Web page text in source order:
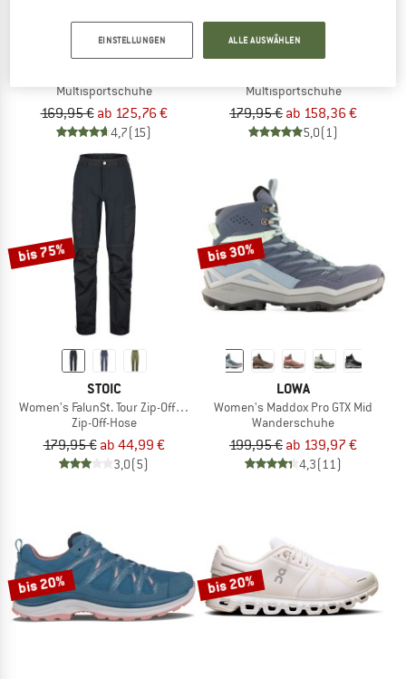
SALOMON
Multisportschuhe
169,95 € ab 125,76 €
4,7(15)
LOWA
Multisportschuhe
179,95 € ab 158,36 €
5,0(1)
bis 75%
STOIC
Women's FalunSt. Tour Zip-Off Pants Light
Zip-Off-Hose
179,95 € ab 44,99 €
3,0(5)
bis 30%
LOWA
Women's Maddox Pro GTX Mid
Wanderschuhe
199,95 € ab 139,97 €
4,3(11)
bis 20% bis 20%
EINSTELLUNGEN ALLE AUSWÄHLEN